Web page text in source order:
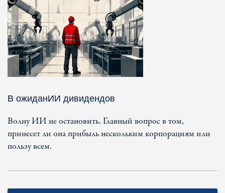
В ожиданИИ дивидендов
Волну ИИ не остановить. Главный вопрос в том,
принесет ли она прибыль нескольким корпорациям или
пользу всем.